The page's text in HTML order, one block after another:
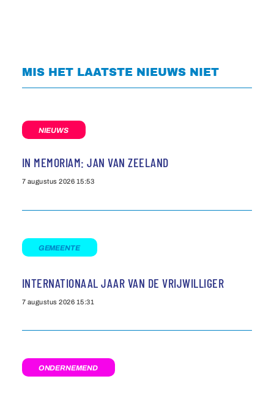
MIS HET LAATSTE NIEUWS NIET
NIEUWS
IN MEMORIAM: JAN VAN ZEELAND
7 augustus 2026 15:53
GEMEENTE
INTERNATIONAAL JAAR VAN DE VRIJWILLIGER
7 augustus 2026 15:31
ONDERNEMEND